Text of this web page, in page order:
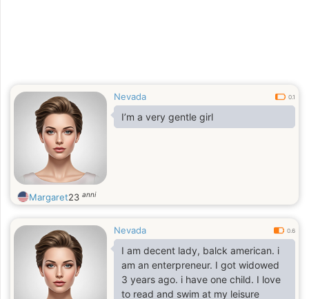
Nevada 0.1
I’m a very gentle girl
Margaret23 anni
Nevada 0.6
I am decent lady, balck american. i
am an enterpreneur. I got widowed
3 years ago. i have one child. I love
to read and swim at my leisure